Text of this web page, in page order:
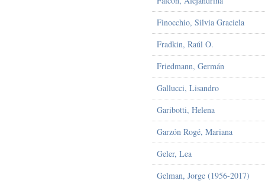
Finocchio, Silvia Graciela
Fradkin, Raúl O.
Friedmann, Germán
Gallucci, Lisandro
Garibotti, Helena
Garzón Rogé, Mariana
Geler, Lea
Gelman, Jorge (1956-2017)